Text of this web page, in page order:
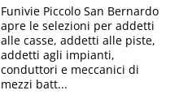
Funivie Piccolo San Bernardo
apre le selezioni per addetti
alle casse, addetti alle piste,
addetti agli impianti,
conduttori e meccanici di
mezzi batt...